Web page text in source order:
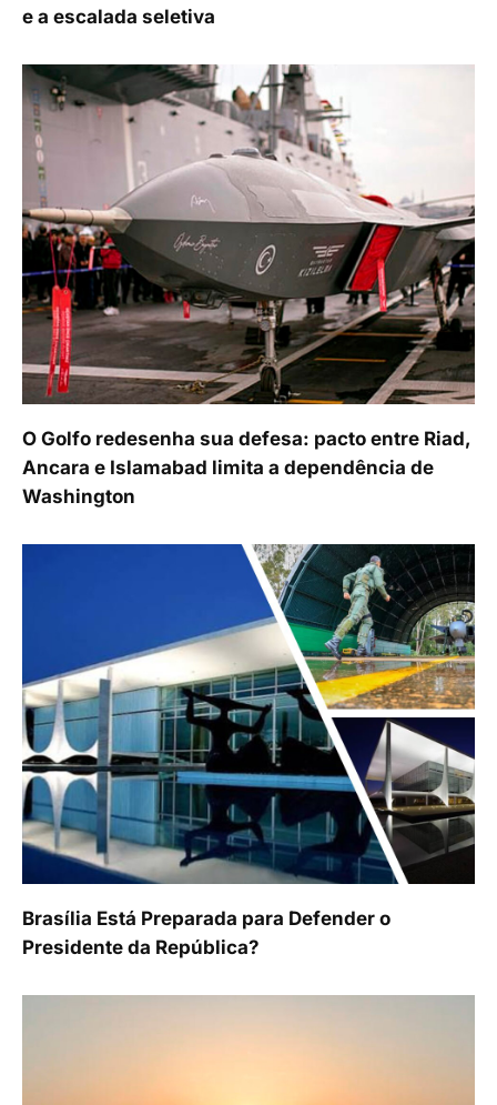
e a escalada seletiva
O Golfo redesenha sua defesa: pacto entre Riad,
Ancara e Islamabad limita a dependência de
Washington
Brasília Está Preparada para Defender o
Presidente da República?